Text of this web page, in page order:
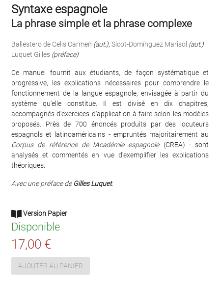
Syntaxe espagnole
La phrase simple et la phrase complexe
Ballestero de Celis Carmen (aut.), Sicot-Domínguez Marisol (aut.)
Luquet Gilles (préface)
Ce manuel fournit aux étudiants, de façon systématique et
progressive, les explications nécessaires pour comprendre le
fonctionnement de la langue espagnole, envisagée à partir du
système qu'elle constitue. Il est divisé en dix chapitres,
accompagnés d'exercices d'application à faire selon les modèles
proposés. Près de 700 énoncés produits par des locuteurs
espagnols et latinoaméricains - empruntés majoritairement au
Corpus de référence de l'Académie espagnole(CREA) - sont
analysés et commentés en vue d'exemplifier les explications
théoriques.
Avec une préface de Gilles Luquet.
Version Papier
Disponible
17,00 €
AJOUTER AU PANIER